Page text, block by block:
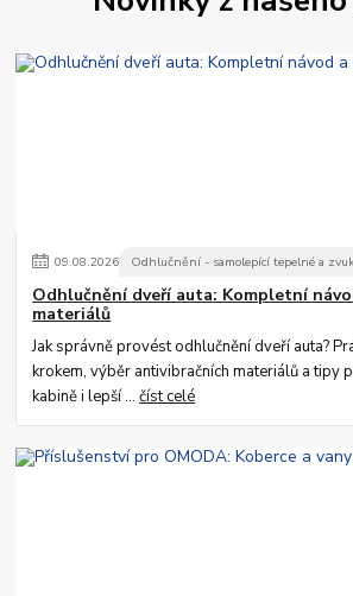
09.08.2026 Odhlučnění - samolepící tepelné a
Odhlučnění dveří auta: Kompletní
materiálů
Jak správně provést odhlučnění dveří auta?
krokem, výběr antivibračních materiálů a tipy
kabině i lepší ...číst celé